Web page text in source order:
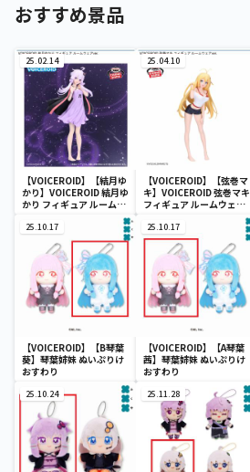
おすすめ景品
25.02.14
【VOICEROID】【結月ゆ
かり】VOICEROID 結月ゆ
かり フィギュア ルームウ
25.04.10
【VOICEROID】【弦巻マ
キ】VOICEROID 弦巻マキ
フィギュア ルームウェア
25.10.17
【VOICEROID】【B琴葉
葵】琴葉姉妹 ぬいぷりけ
おすわり
25.10.17
【VOICEROID】【A琴葉
茜】琴葉姉妹 ぬいぷりけ
おすわり
25.10.24 25.11.28